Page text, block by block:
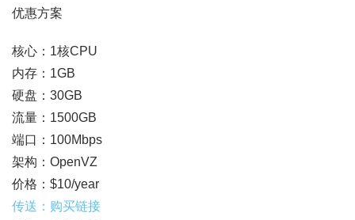
优惠方案
核心：1核CPU
内存：1GB
硬盘：30GB
流量：1500GB
端口：100Mbps
架构：OpenVZ
价格：$10/year
传送：购买链接